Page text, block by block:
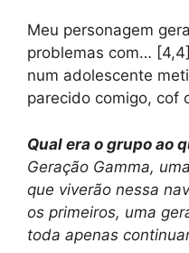
Meu personagem
problemas com…
num adolescente
parecido comigo, cof
Qual era o grupo ao
Geração Gamma,
que viverão nessa
os primeiros, uma
toda apenas